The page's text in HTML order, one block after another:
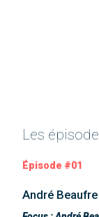
Les
Épisode #01
André